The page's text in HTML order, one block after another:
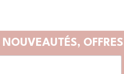
NOUVEAUTÉS,